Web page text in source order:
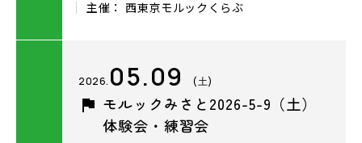
主催： ⻄東京モルックくらぶ
2026. 05.09 (土)
モルックみさと2026-5-9（土）
体験会・練習会